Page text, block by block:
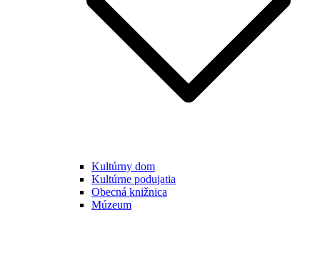
Kultúrny dom
Kultúrne podujatia
Obecná knižnica
Múzeum